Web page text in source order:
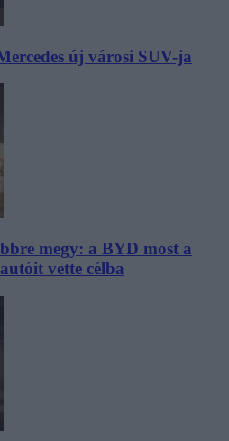
új városi SUV-ja
megy: a BYD most a
vette célba